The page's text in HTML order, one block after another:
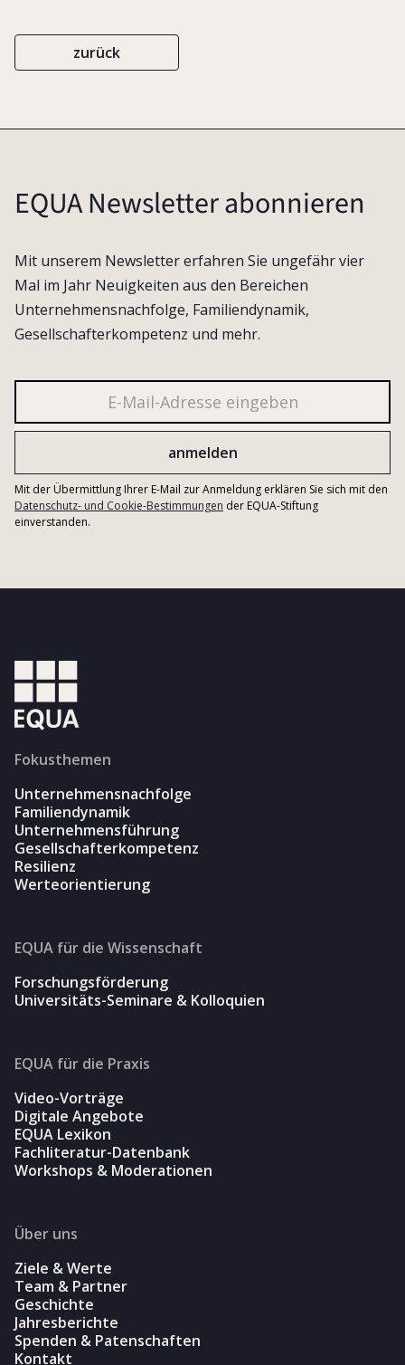
zurück
EQUA Newsletter abonnieren
Mit unserem Newsletter erfahren Sie ungefähr vier
Mal im Jahr Neuigkeiten aus den Bereichen
Unternehmensnachfolge, Familiendynamik,
Gesellschafterkompetenz und mehr.
Mit der Übermittlung Ihrer E-Mail zur Anmeldung erklären Sie sich mit den
Datenschutz- und Cookie-Bestimmungen der EQUA-Stiftung
einverstanden.
Fokusthemen
Unternehmensnachfolge
Familiendynamik
Unternehmensführung
Gesellschafterkompetenz
Resilienz
Werteorientierung
EQUA für die Wissenschaft
Forschungsförderung
Universitäts-Seminare & Kolloquien
EQUA für die Praxis
Video-Vorträge
Digitale Angebote
EQUA Lexikon
Fachliteratur-Datenbank
Workshops & Moderationen
Über uns
Ziele & Werte
Team & Partner
Geschichte
Jahresberichte
Spenden & Patenschaften
Kontakt